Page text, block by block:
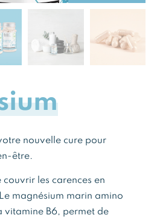
nouvelle cure pour
être.
les carences en
magnésium marin amino
vitamine B6, permet de